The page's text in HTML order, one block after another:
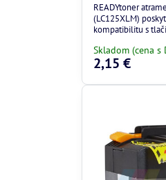
READYtoner
(LC125XLM)
kompatibilitu s
Skladom (cena s
2,15 €